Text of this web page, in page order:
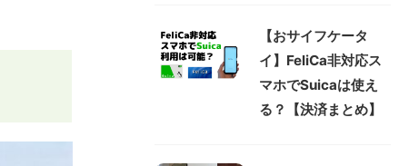
【おサイフケータ
イ】FeliCa非対応ス
マホでSuicaは使え
る？【決済まとめ】